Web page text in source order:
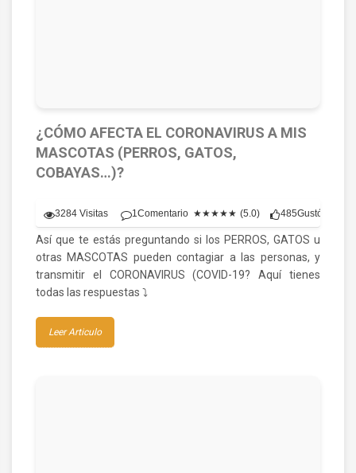
¿CÓMO AFECTA EL CORONAVIRUS A MIS
MASCOTAS (PERROS, GATOS,
COBAYAS…)?
3284 Visitas 1 Comentario ★★★★★ (5.0) 485Gustó
Así que te estás preguntando si los PERROS, GATOS u
otras MASCOTAS pueden contagiar a las personas, y
transmitir el CORONAVIRUS (COVID-19? Aquí tienes
todas las respuestas ⤵️
Leer Articulo